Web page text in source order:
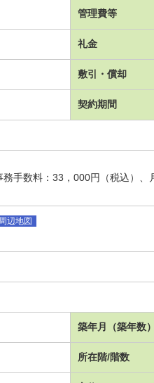
管理費等
礼金
敷引・償却
契約期間
手数料：33，000円（税込）
周辺地図
築年月（築年数）
所在階/階数